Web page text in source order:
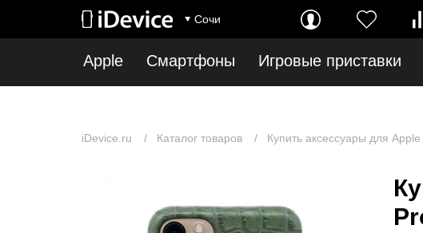
: Undefined index: first_show_in_stock in /var/www/www-root/data/www/idevice.ru/
root/data/www/idevice.ru/catalog/model/catalog/category.php
on line 12
Сочи
Apple Смартфоны Игровые приставки
iDevice.ru Каталог товаров Купить аксессуары для